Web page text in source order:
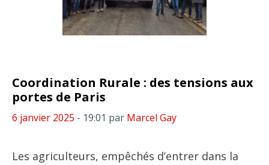
Coordination Rurale : des tensions aux
portes de Paris
6 janvier 2025 - 19:01 par Marcel Gay
Les agriculteurs, empêchés d’entrer dans la